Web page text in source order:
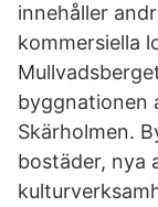
innehåller
kommersiella
byggnationen
Skärholmen.
bostäder, nya